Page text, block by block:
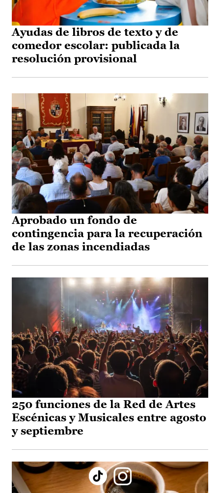
Ayudas de libros de texto y de
comedor escolar: publicada la
resolución provisional
Aprobado un fondo de
contingencia para la recuperación
de las zonas incendiadas
250 funciones de la Red de Artes
Escénicas y Musicales entre agosto
y septiembre